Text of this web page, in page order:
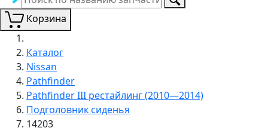
Корзина
Каталог
Nissan
Pathfinder
Pathfinder III рестайлинг (2010—2014)
Подголовник сиденья
14203